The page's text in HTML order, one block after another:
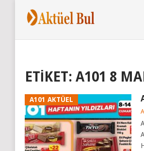
ETIKET: A101 8
A101 AKTÜEL